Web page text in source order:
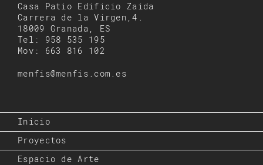
Casa Patio Edificio Zaida
Carrera de la Virgen,4.
18009 Granada, ES
Tel: 958 535 195
Mov: 663 816 102
menfis@menfis.com.es
Inicio
Proyectos
Espacio de Arte